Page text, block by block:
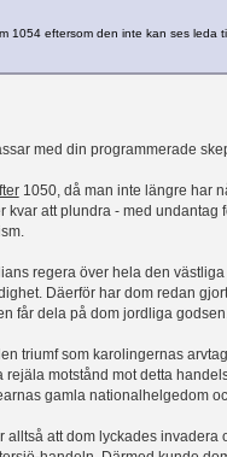
1054 eftersom den inte kan ses leda
med din programmerade
1050, då man inte längre har
att plundra - med undantag
regera över hela den
Däerför har dom redan
får dela på dom jordliga
triumf som karolingernas
motstånd mot detta
gamla nationalhelgedom
att dom lyckades